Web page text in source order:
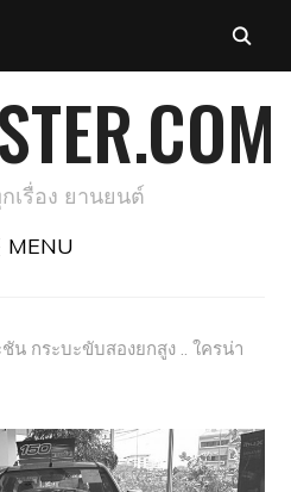
เรื่อง ยานยนต์
MENU
น กระบะขับสองยกสูง .. ใครน่า